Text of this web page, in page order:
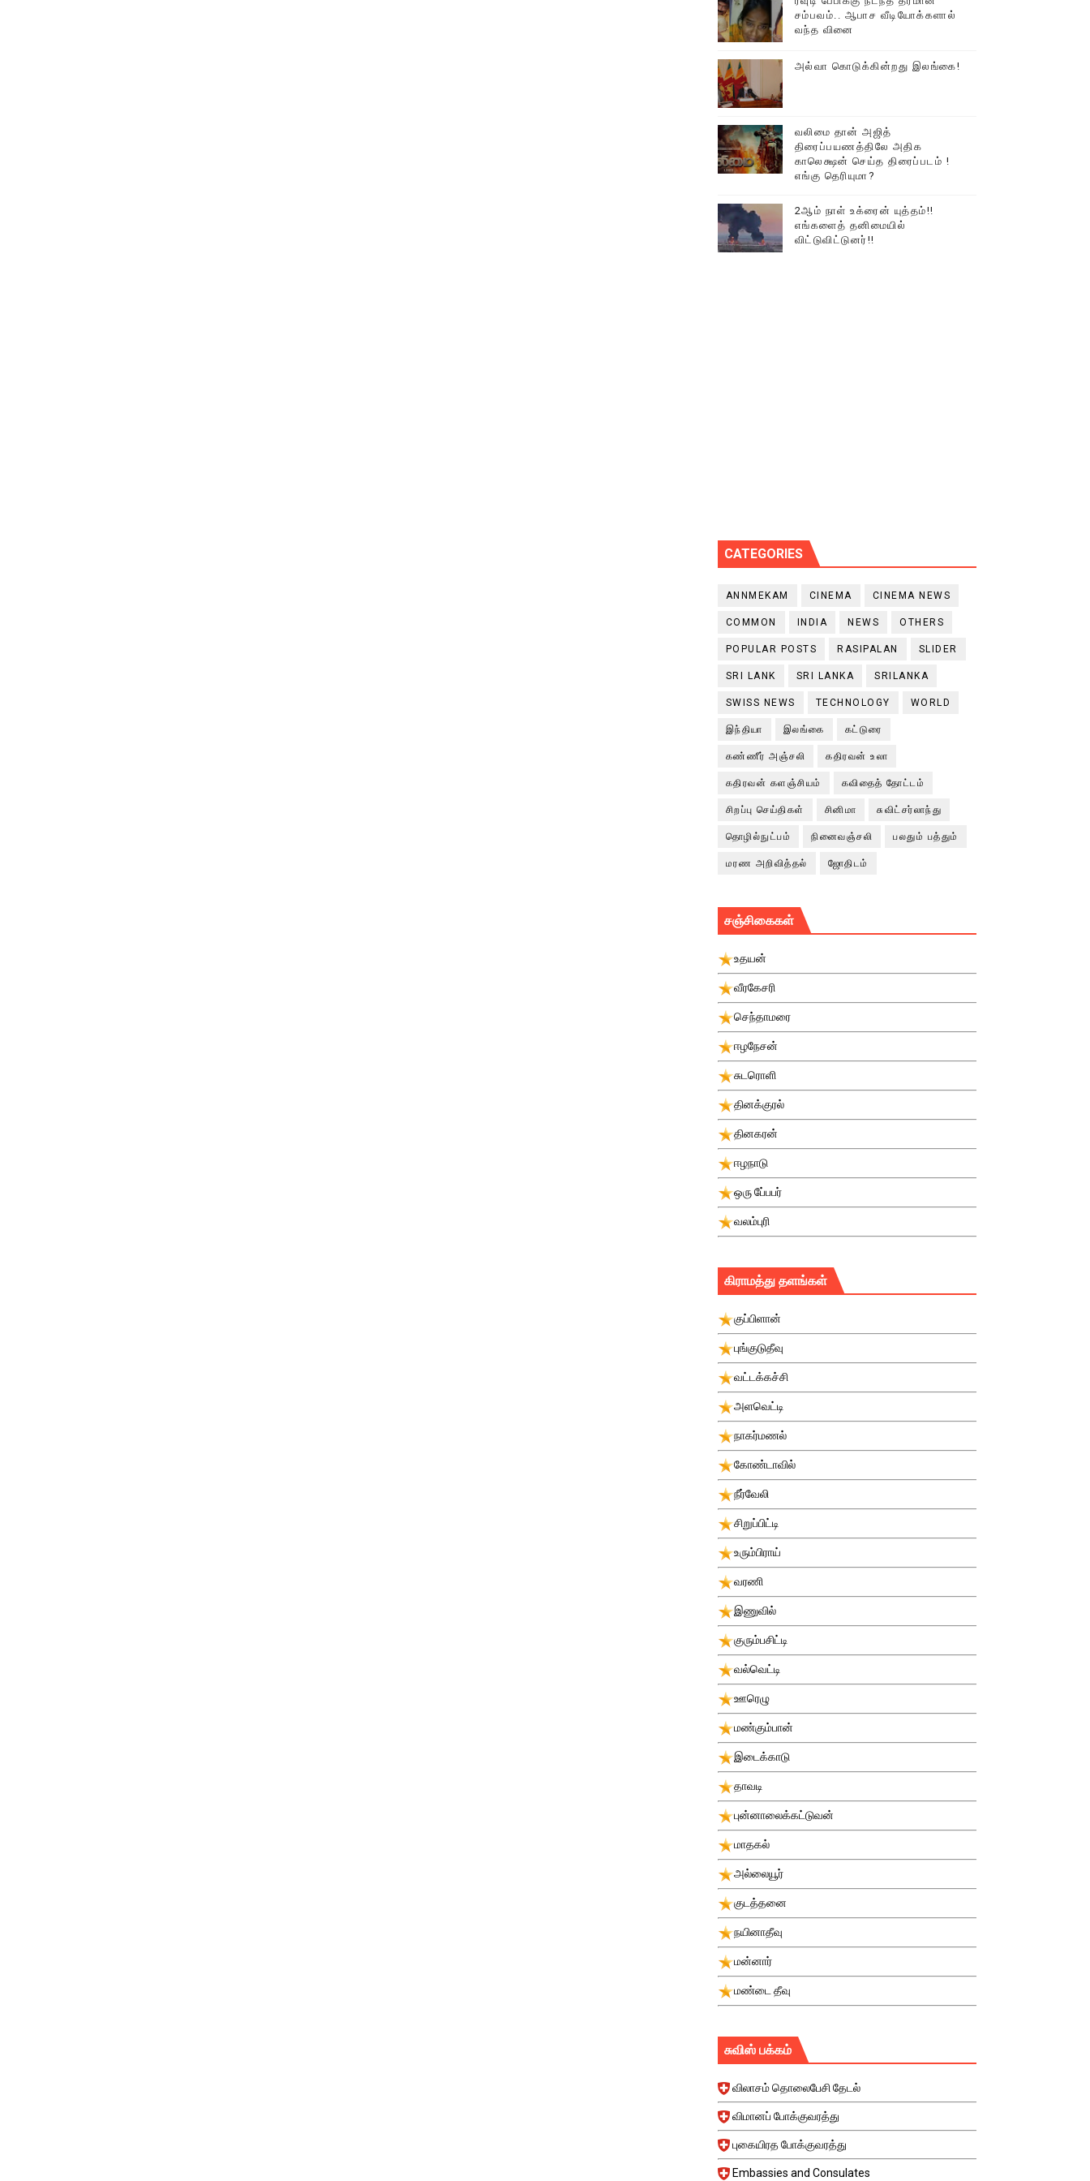
சம்பவம்.. ஆபாச வீடியோக்களால்
வந்த வினை
அல்வா கொடுக்கின்றது இலங்கை!
வலிமை தான் அஜித்
திரைப்பயணத்திலே அதிக
காலெக்ஷன் செய்த திரைப்படம் !
எங்கு தெரியுமா?
2ஆம் நாள் உக்ரைன் யுத்தம்!!
எங்களைத் தனிமையில்
விட்டுவிட்டுனர்!!
CATEGORIES
ANNMEKAM CINEMA CINEMA NEWS
COMMON INDIA NEWS OTHERS
POPULAR POSTS RASIPALAN SLIDER
SRI LANK SRI LANKA SRILANKA
SWISS NEWS TECHNOLOGY WORLD
இந்தியா இலங்கை கட்டுரை
கண்ணீர் அஞ்சலி கதிரவன் உலா
கதிரவன் களஞ்சியம் கவிதைத் தோட்டம்
சிறப்பு செய்திகள் சினிமா சுவிட்சர்லாந்து
தொழில்நுட்பம் நினைவஞ்சலி பலதும் பத்தும்
மரண அறிவித்தல் ஜோதிடம்
சஞ்சிகைகள்
உதயன்
வீரகேசரி
செந்தாமரை
ஈழநேசன்
சுடரொளி
தினக்குரல்
தினகரன்
ஈழநாடு
ஒரு பே்பபர்
வலம்புரி
கிராமத்து தளங்கள்
குப்பிளான்
புங்குடுதீவு
வட்டக்கச்சி
அளவெட்டி
நாகர்மணல்
கோண்டாவில்
நீர்வேலி
சிறுப்பிட்டி
உரும்பிராய்
வரணி
இணுவில்
குரும்பசிட்டி
வல்வெட்டி
ஊரெழு
மண்கும்பான்
இடைக்காடு
தாவடி
புன்னாலைக்கட்டுவன்
மாதகல்
அல்லையூர்
குடத்தனை
நயினாதீவு
மன்னார்
மண்டை தீவு
சுவிஸ் பக்கம்
விலாசம் தொலைபேசி தேடல்
விமானப் போக்குவரத்து
புகையிரத போக்குவரத்து
Embassies and Consulates